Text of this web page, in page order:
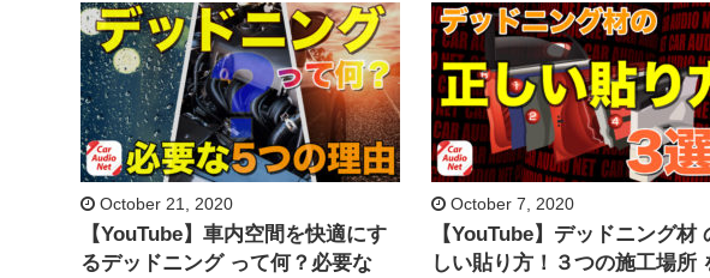
October 21, 2020
【YouTube】車内空間を快適にす
るデッドニング って何？必要な
October 7, 2020
【YouTube】デッドニング材
しい貼り方！３つの施工場所